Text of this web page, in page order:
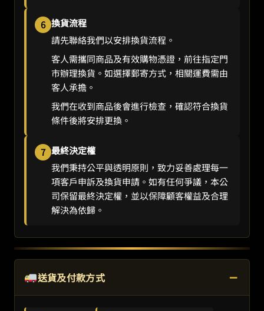
6 換貨流程
請先聯絡我們以安排換貨流程。
客人需攜同商品及有效購物憑證，前往指定門
市辦理換貨。如選擇郵寄方式，相關運費需由
客人承擔。
我們在收到商品後會進行檢查，確認符合換貨
條件後將安排更換。
7 最終決定權
我們秉持公平與透明原則，致力妥善處理每一
項客戶申訴及換貨申請。如有任何爭議，本公
司保留最終決定權，並以保障顧客權益及合理
解決為依歸。
送貨及付款方式 −